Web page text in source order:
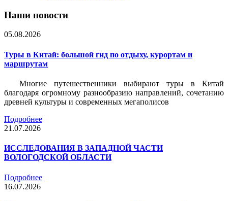
Наши новости
05.08.2026
Туры в Китай: большой гид по отдыху, курортам и
маршрутам
Многие путешественники выбирают туры в Китай
благодаря огромному разнообразию направлений, сочетанию
древней культуры и современных мегаполисов
Подробнее
21.07.2026
ИССЛЕДОВАНИЯ В ЗАПАДНОЙ ЧАСТИ
ВОЛОГОДСКОЙ ОБЛАСТИ
Подробнее
16.07.2026